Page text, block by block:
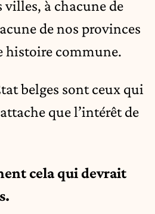
villes, à chacune de
de nos provinces
histoire commune.
belges sont ceux qui
que l’intérêt de
cela qui devrait